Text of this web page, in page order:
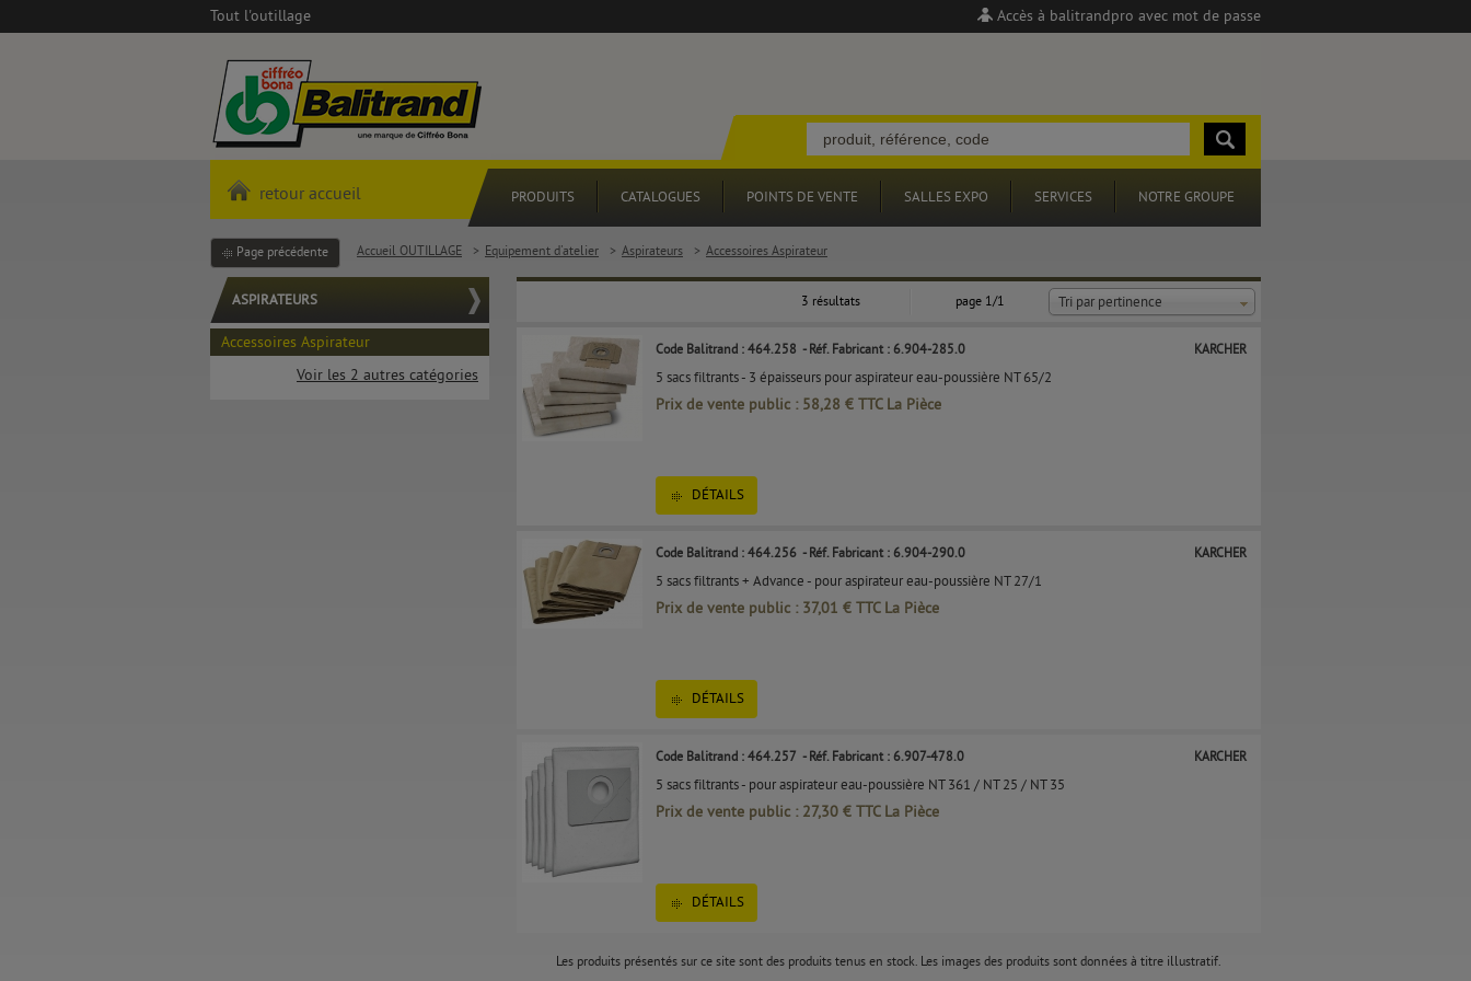
Tout l'outillage Accès à balitrandpro avec mot de passe
retour accueil PRODUITS CATALOGUES POINTS DE VENTE SALLES EXPO SERVICES NOTRE GROUPE
Page précédente Accueil OUTILLAGE > Equipement d'atelier > Aspirateurs > Accessoires Aspirateur
ASPIRATEURS
Accessoires Aspirateur
Voir les 2 autres catégories
3 résultats page 1/1 Tri par pertinence
Code Balitrand : 464.258 - Réf. Fabricant : 6.904-285.0 KARCHER
5 sacs filtrants - 3 épaisseurs pour aspirateur eau-poussière NT 65/2
Prix de vente public : 58,28 € TTC La Pièce
DÉTAILS
Code Balitrand : 464.256 - Réf. Fabricant : 6.904-290.0 KARCHER
5 sacs filtrants + Advance - pour aspirateur eau-poussière NT 27/1
Prix de vente public : 37,01 € TTC La Pièce
DÉTAILS
Code Balitrand : 464.257 - Réf. Fabricant : 6.907-478.0 KARCHER
5 sacs filtrants - pour aspirateur eau-poussière NT 361 / NT 25 / NT 35
Prix de vente public : 27,30 € TTC La Pièce
DÉTAILS
Les produits présentés sur ce site sont des produits tenus en stock. Les images des produits sont données à titre illustratif.